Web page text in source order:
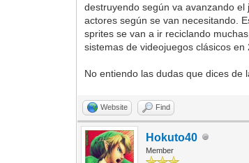
destruyendo según va avanzando
actores según se van necesitando.
sprites se van a ir reciclando
sistemas de videojuegos clásicos en
No entiendo las dudas que dices de
Website Find
Hokuto40
Member